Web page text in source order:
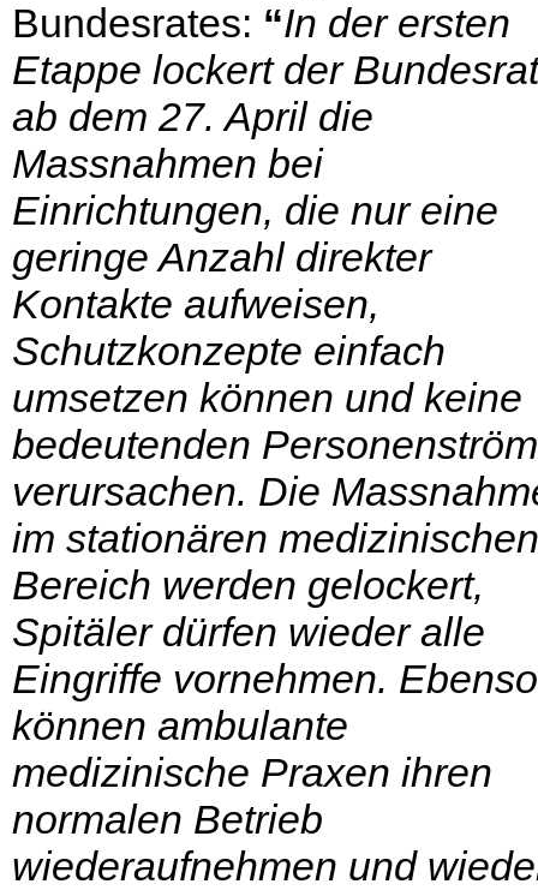
Bundesrates: “In der ersten
Etappe lockert der Bundesrat
ab dem 27. April die
Massnahmen bei
Einrichtungen, die nur eine
geringe Anzahl direkter
Kontakte aufweisen,
Schutzkonzepte einfach
umsetzen können und keine
bedeutenden
verursachen. Die
im stationären medizinischen
Bereich werden gelockert,
Spitäler dürfen wieder alle
Eingriffe vornehmen. Ebenso
können ambulante
medizinische Praxen ihren
normalen Betrieb
wiederaufnehmen und